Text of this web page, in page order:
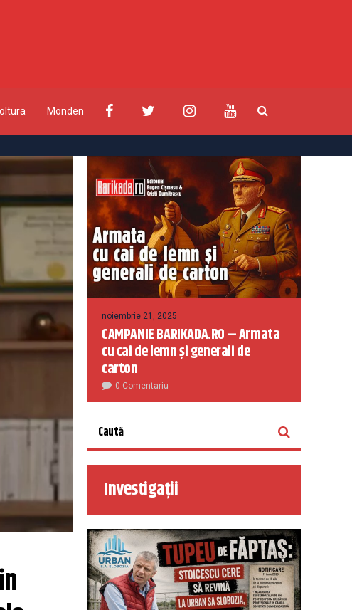
Monden
noiembrie 21, 2025
CAMPANIE BARIKADA.RO – Armata
cu cai de lemn și generali de
carton
0 Comentariu
Investigații